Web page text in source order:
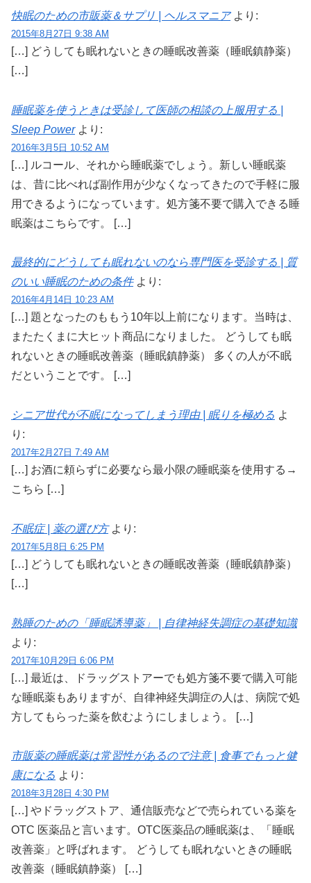
快眠のための市販薬＆サプリ | ヘルスマニア より:
2015年8月27日 9:38 AM
[…] どうしても眠れないときの睡眠改善薬（睡眠鎮静薬）
[…]
睡眠薬を使うときは受診して医師の相談の上服用する |
Sleep Power より:
2016年3月5日 10:52 AM
[…] ルコール、それから睡眠薬でしょう。新しい睡眠薬
は、昔に比べれば副作用が少なくなってきたので手軽に服
用できるようになっています。処方箋不要で購入できる睡
眠薬はこちらです。 […]
最終的にどうしても眠れないのなら専門医を受診する | 質
のいい睡眠のための条件 より:
2016年4月14日 10:23 AM
[…] 題となったのももう10年以上前になります。当時は、
またたくまに大ヒット商品になりました。 どうしても眠
れないときの睡眠改善薬（睡眠鎮静薬） 多くの人が不眠
だということです。 […]
シニア世代が不眠になってしまう理由 | 眠りを極める よ
り:
2017年2月27日 7:49 AM
[…] お酒に頼らずに必要なら最小限の睡眠薬を使用する→
こちら […]
不眠症 | 薬の選び方 より:
2017年5月8日 6:25 PM
[…] どうしても眠れないときの睡眠改善薬（睡眠鎮静薬）
[…]
熟睡のための「睡眠誘導薬」 | 自律神経失調症の基礎知識
より:
2017年10月29日 6:06 PM
[…] 最近は、ドラッグストアーでも処方箋不要で購入可能
な睡眠薬もありますが、自律神経失調症の人は、病院で処
方してもらった薬を飲むようにしましょう。 […]
市販薬の睡眠薬は常習性があるので注意 | 食事でもっと健
康になる より:
2018年3月28日 4:30 PM
[…] やドラッグストア、通信販売などで売られている薬を
OTC 医薬品と言います。OTC医薬品の睡眠薬は、「睡眠
改善薬」と呼ばれます。 どうしても眠れないときの睡眠
改善薬（睡眠鎮静薬） […]